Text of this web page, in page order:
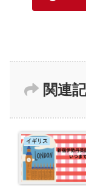
関連
イギリス